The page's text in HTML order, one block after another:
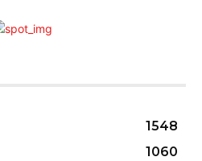
1548
1060